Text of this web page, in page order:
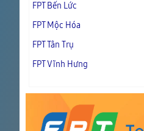
FPT Bến Lức
FPT Mộc Hóa
FPT Tân Trụ
FPT Vĩnh Hưng